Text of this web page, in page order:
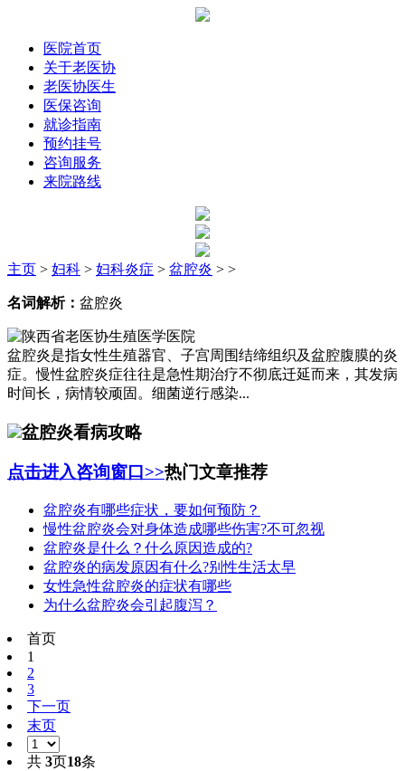
医院首页
关于老医协
老医协医生
医保咨询
就诊指南
预约挂号
咨询服务
来院路线
主页 > 妇科 > 妇科炎症 > 盆腔炎 > >
名词解析： 盆腔炎
盆腔炎是指女性生殖器官、子宫周围结缔组织及盆腔腹膜的炎
症。慢性盆腔炎症往往是急性期治疗不彻底迁延而来，其发病
时间长，病情较顽固。细菌逆行感染...
盆腔炎看病攻略
点击进入咨询窗口>>热门文章推荐
盆腔炎有哪些症状，要如何预防？
慢性盆腔炎会对身体造成哪些伤害?不可忽视
盆腔炎是什么？什么原因造成的?
盆腔炎的病发原因有什么?别性生活太早
女性急性盆腔炎的症状有哪些
为什么盆腔炎会引起腹泻？
首页
1
2
3
下一页
末页
共 3页18条